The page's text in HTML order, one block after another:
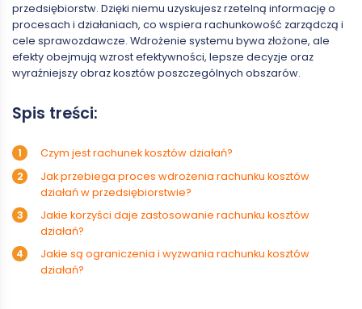
przedsiębiorstw. Dzięki niemu uzyskujesz rzetelną informację o
procesach i działaniach, co wspiera rachunkowość zarządczą i
cele sprawozdawcze. Wdrożenie systemu bywa złożone, ale
efekty obejmują wzrost efektywności, lepsze decyzje oraz
wyraźniejszy obraz kosztów poszczególnych obszarów.
Spis treści:
Czym jest rachunek kosztów działań?
Jak przebiega proces wdrożenia rachunku kosztów
działań w przedsiębiorstwie?
Jakie korzyści daje zastosowanie rachunku kosztów
działań?
Jakie są ograniczenia i wyzwania rachunku kosztów
działań?